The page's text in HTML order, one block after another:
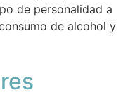
de personalidad a
de alcohol y